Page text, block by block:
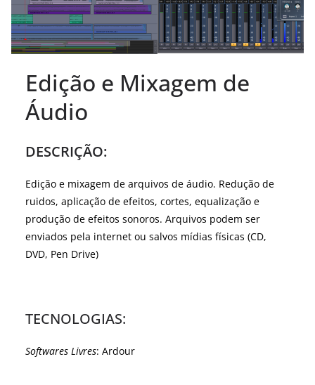
Edição e Mixagem de
Áudio
DESCRIÇÃO:
Edição e mixagem de arquivos de áudio. Redução de
ruidos, aplicação de efeitos, cortes, equalização e
produção de efeitos sonoros. Arquivos podem ser
enviados pela internet ou salvos mídias físicas (CD,
DVD, Pen Drive)
TECNOLOGIAS:
Softwares Livres: Ardour